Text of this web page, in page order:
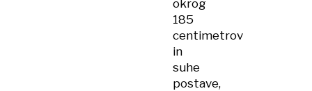
okrog
185
centimetrov
in
suhe
postave,